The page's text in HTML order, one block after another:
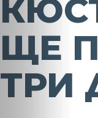
ЩЕ
ТРИ